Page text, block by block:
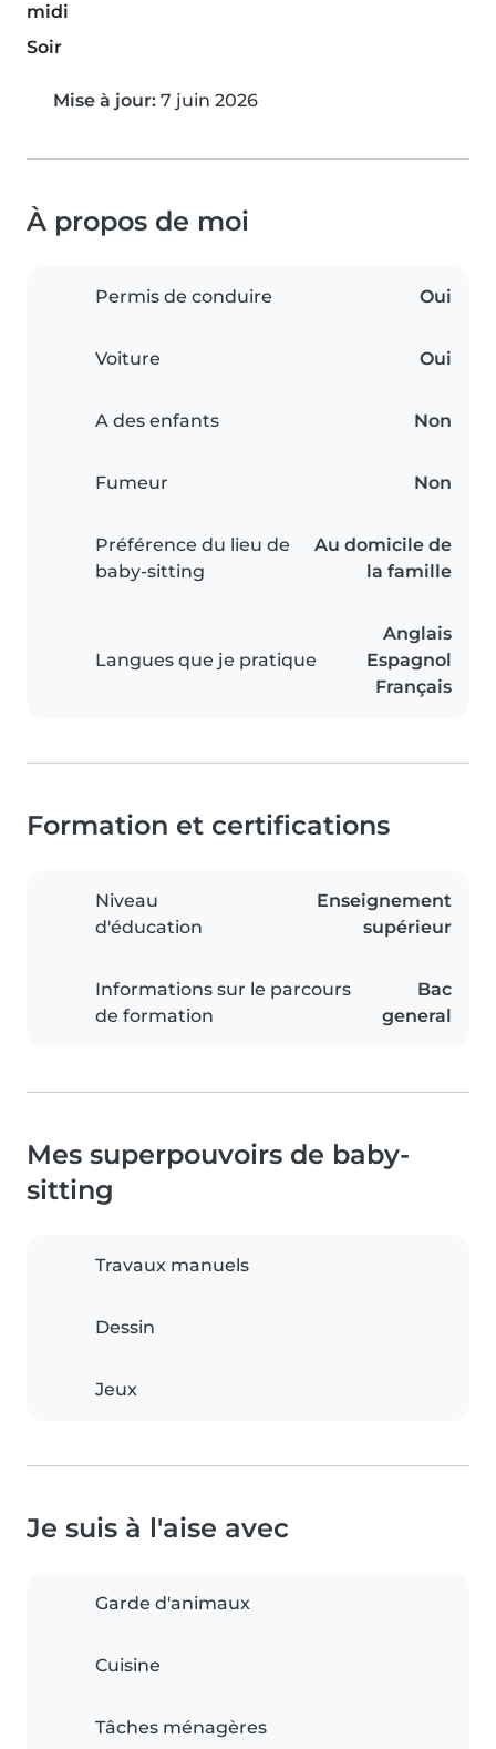
midi
Soir
Mise à jour: 7 juin 2026
À propos de moi
Permis de conduire Oui
Voiture Oui
A des enfants Non
Fumeur Non
Préférence du lieu de
baby-sitting
Au domicile de
la famille
Langues que je pratique
Anglais
Espagnol
Français
Formation et certifications
Niveau
d'éducation
Enseignement
supérieur
Informations sur le parcours
de formation
Bac
general
Mes superpouvoirs de baby-
sitting
Travaux manuels
Dessin
Jeux
Je suis à l'aise avec
Garde d'animaux
Cuisine
Tâches ménagères